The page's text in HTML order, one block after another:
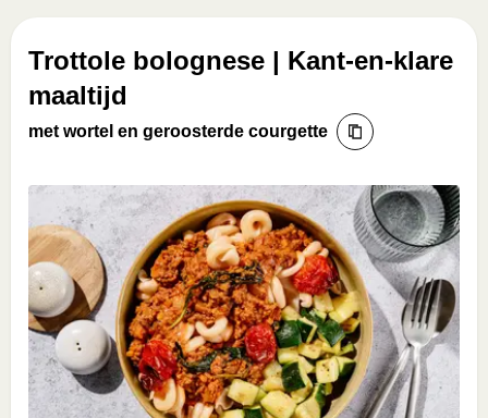
Trottole bolognese | Kant-en-klare
maaltijd
met wortel en geroosterde courgette